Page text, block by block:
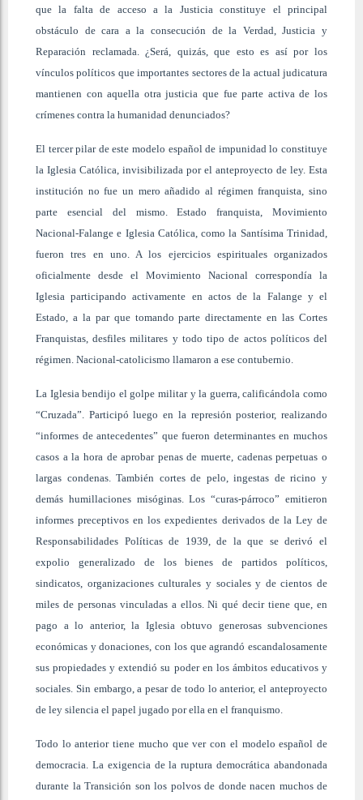
que la falta de acceso a la Justicia constituye el principal
obstáculo de cara a la consecución de la Verdad, Justicia y
Reparación reclamada. ¿Será, quizás, que esto es así por los
vínculos políticos que importantes sectores de la actual judicatura
mantienen con aquella otra justicia que fue parte activa de los
crímenes contra la humanidad denunciados?
El tercer pilar de este modelo español de impunidad lo constituye
la Iglesia Católica, invisibilizada por el anteproyecto de ley. Esta
institución no fue un mero añadido al régimen franquista, sino
parte esencial del mismo. Estado franquista, Movimiento
Nacional-Falange e Iglesia Católica, como la Santísima Trinidad,
fueron tres en uno. A los ejercicios espirituales organizados
oficialmente desde el Movimiento Nacional correspondía la
Iglesia participando activamente en actos de la Falange y el
Estado, a la par que tomando parte directamente en las Cortes
Franquistas, desfiles militares y todo tipo de actos políticos del
régimen. Nacional-catolicismo llamaron a ese contubernio.
La Iglesia bendijo el golpe militar y la guerra, calificándola como
“Cruzada”. Participó luego en la represión posterior, realizando
“informes de antecedentes” que fueron determinantes en muchos
casos a la hora de aprobar penas de muerte, cadenas perpetuas o
largas condenas. También cortes de pelo, ingestas de ricino y
demás humillaciones misóginas. Los “curas-párroco” emitieron
informes preceptivos en los expedientes derivados de la Ley de
Responsabilidades Políticas de 1939, de la que se derivó el
expolio generalizado de los bienes de partidos políticos,
sindicatos, organizaciones culturales y sociales y de cientos de
miles de personas vinculadas a ellos. Ni qué decir tiene que, en
pago a lo anterior, la Iglesia obtuvo generosas subvenciones
económicas y donaciones, con los que agrandó escandalosamente
sus propiedades y extendió su poder en los ámbitos educativos y
sociales. Sin embargo, a pesar de todo lo anterior, el anteproyecto
de ley silencia el papel jugado por ella en el franquismo.
Todo lo anterior tiene mucho que ver con el modelo español de
democracia. La exigencia de la ruptura democrática abandonada
durante la Transición son los polvos de donde nacen muchos de